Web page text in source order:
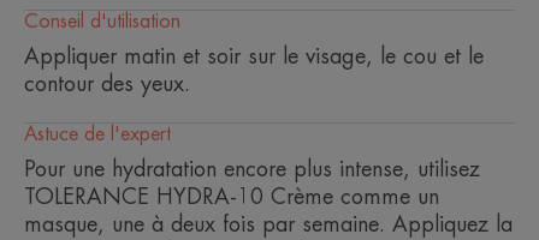
Bénéfices
• HYDRATE en continu pendant 48H*
• PRÉSERVE l’équilibre naturel du microbiome
• RESPECTE la peau avec une formule haute
tolérance 100% d'origine naturelle
Conseil d'utilisation
Appliquer matin et soir sur le visage, le cou et le
contour des yeux.
Astuce de l'expert
Pour une hydratation encore plus intense, utilisez
TOLERANCE HYDRA-10 Crème comme un
masque, une à deux fois par semaine. Appliquez la